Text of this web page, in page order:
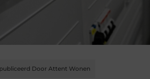
Door Attent Wonen